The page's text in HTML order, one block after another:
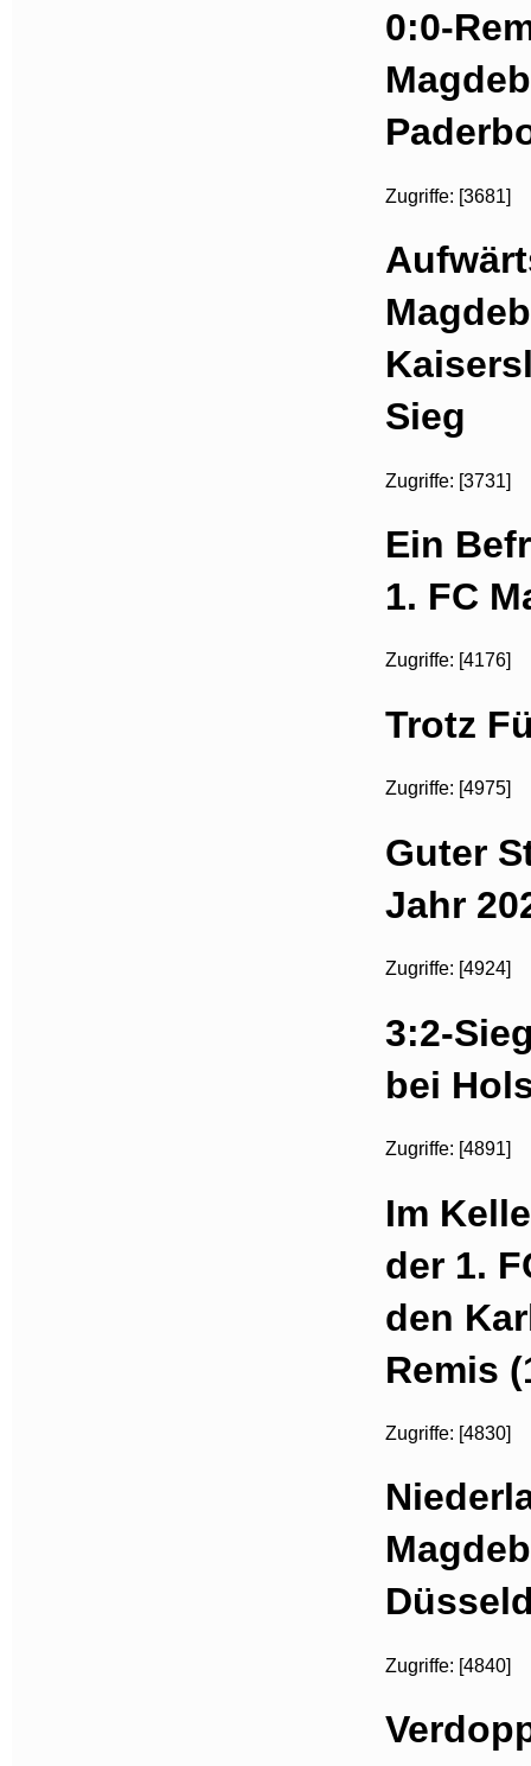
0:0-
Zugriffe: [3681]
Sieg
Zugriffe: [3731]
Ein
1. FC
Zugriffe: [4176]
Trotz
Zugriffe: [4975]
Guter
Jahr
Zugriffe: [4924]
3:2-
bei
Zugriffe: [4891]
Im
der 1.
den
Remis
Zugriffe: [4830]
Zugriffe: [4840]